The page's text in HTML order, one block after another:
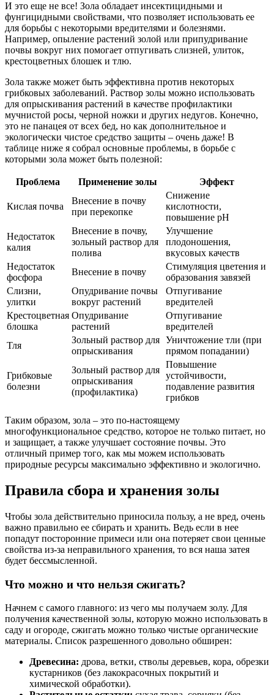
И это еще не все! Зола обладает инсектицидными и
фунгицидными свойствами, что позволяет использовать ее
для борьбы с некоторыми вредителями и болезнями.
Например, опыление растений золой или припудривание
почвы вокруг них помогает отпугивать слизней, улиток,
крестоцветных блошек и тлю.
Зола также может быть эффективна против некоторых
грибковых заболеваний. Раствор золы можно использовать
для опрыскивания растений в качестве профилактики
мучнистой росы, черной ножки и других недугов. Конечно,
это не панацея от всех бед, но как дополнительное и
экологически чистое средство защиты – очень даже! В
таблице ниже я собрал основные проблемы, в борьбе с
которыми зола может быть полезной:
Проблема Применение золы Эффект
Кислая почва
Внесение в почву
при перекопке
Снижение
кислотности,
повышение pH
Недостаток
калия
Внесение в почву,
зольный раствор для
полива
Улучшение
плодоношения,
вкусовых качеств
Недостаток
фосфора
Внесение в почву
Стимуляция цветения и
образования завязей
Слизни,
улитки
Опудривание почвы
вокруг растений
Отпугивание
вредителей
Крестоцветная
блошка
Опудривание
растений
Отпугивание
вредителей
Тля
Зольный раствор для
опрыскивания
Уничтожение тли (при
прямом попадании)
Грибковые
болезни
Зольный раствор для
опрыскивания
(профилактика)
Повышение
устойчивости,
подавление развития
грибков
Таким образом, зола – это по-настоящему
многофункциональное средство, которое не только питает, но
и защищает, а также улучшает состояние почвы. Это
отличный пример того, как мы можем использовать
природные ресурсы максимально эффективно и экологично.
Правила сбора и хранения золы
Чтобы зола действительно приносила пользу, а не вред, очень
важно правильно ее сбирать и хранить. Ведь если в нее
попадут посторонние примеси или она потеряет свои ценные
свойства из-за неправильного хранения, то вся наша затея
будет бессмысленной.
Что можно и что нельзя сжигать?
Начнем с самого главного: из чего мы получаем золу. Для
получения качественной золы, которую можно использовать в
саду и огороде, сжигать можно только чистые органические
материалы. Список разрешенного довольно обширен:
Древесина: дрова, ветки, стволы деревьев, кора, обрезки
кустарников (без лакокрасочных покрытий и
химической обработки).